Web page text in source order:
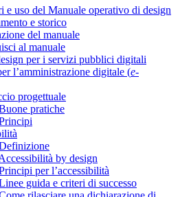
e uso del Manuale operativo di design
e storico
del manuale
al manuale
per i servizi pubblici digitali
l’amministrazione digitale (e-
progettuale
pratiche
by design
per l’accessibilità
guida e criteri di successo